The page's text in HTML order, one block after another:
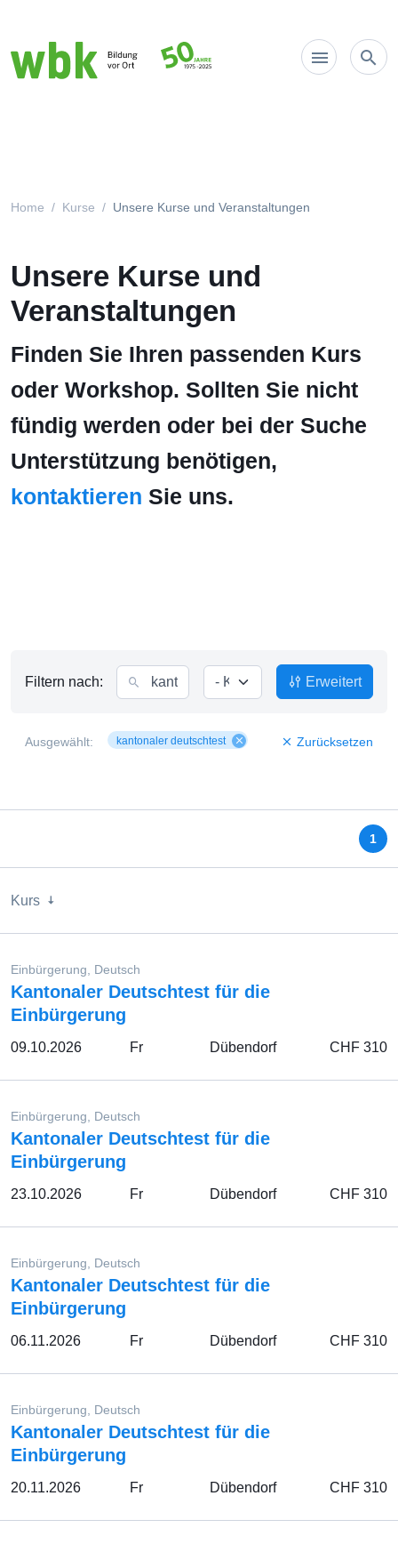
Main Navigation
Home Kurse Unsere Kurse und Veranstaltungen
Unsere Kurse und
Veranstaltungen
Finden Sie Ihren passenden Kurs
oder Workshop. Sollten Sie nicht
fündig werden oder bei der Suche
Unterstützung benötigen,
kontaktieren Sie uns.
Filtern nach: Erweitert
Ausgewählt: kantonaler deutschtest Zurücksetzen
1
Kurs
Einbürgerung, Deutsch
Kantonaler Deutschtest für die
Einbürgerung
09.10.2026 Fr Dübendorf CHF 310
Einbürgerung, Deutsch
Kantonaler Deutschtest für die
Einbürgerung
23.10.2026 Fr Dübendorf CHF 310
Einbürgerung, Deutsch
Kantonaler Deutschtest für die
Einbürgerung
06.11.2026 Fr Dübendorf CHF 310
Einbürgerung, Deutsch
Kantonaler Deutschtest für die
Einbürgerung
20.11.2026 Fr Dübendorf CHF 310